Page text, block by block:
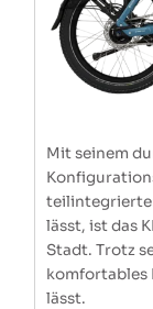
Mit seinem
lässt, ist das
Stadt. Trotz
komfortables
lässt.